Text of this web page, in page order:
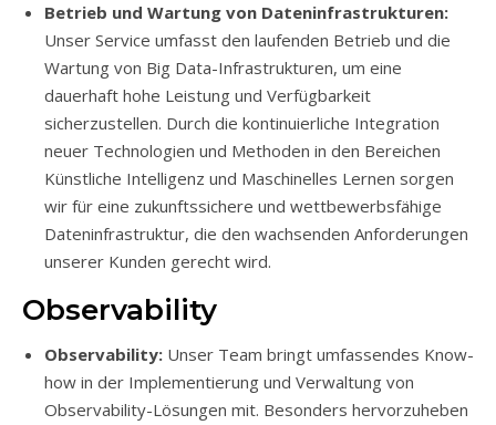
Betrieb und Wartung von Dateninfrastrukturen:
Unser Service umfasst den laufenden Betrieb und die
Wartung von Big Data-Infrastrukturen, um eine
dauerhaft hohe Leistung und Verfügbarkeit
sicherzustellen. Durch die kontinuierliche Integration
neuer Technologien und Methoden in den Bereichen
Künstliche Intelligenz und Maschinelles Lernen sorgen
wir für eine zukunftssichere und wettbewerbsfähige
Dateninfrastruktur, die den wachsenden Anforderungen
unserer Kunden gerecht wird.
Observability
Observability: Unser Team bringt umfassendes Know-
how in der Implementierung und Verwaltung von
Observability-Lösungen mit. Besonders hervorzuheben